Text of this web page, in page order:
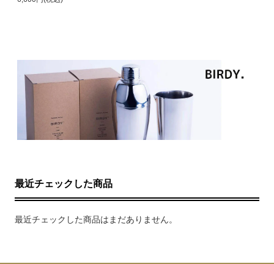
最近チェックした商品
最近チェックした商品はまだありません。